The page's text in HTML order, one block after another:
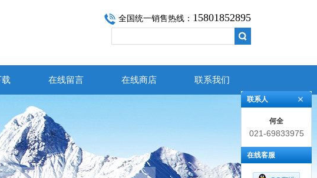
全国统一销售热线： 15801852895
在线留言 在线商店 联系我们
联系人
何全
021-69833975
在线客服